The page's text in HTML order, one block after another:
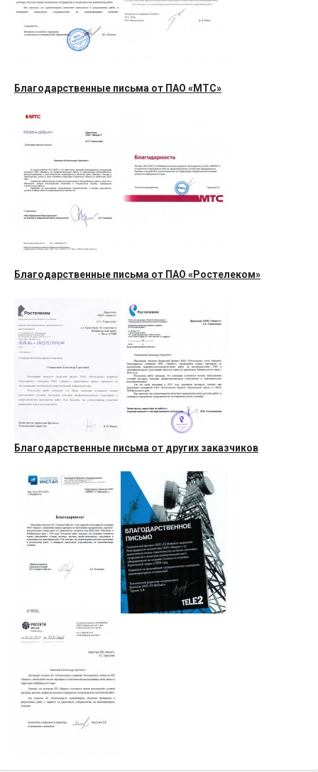
Благодарственные письма от ПАО «МТС»
Благодарственные письма от ПАО «Ростелеком»
Благодарственные письма от других заказчиков